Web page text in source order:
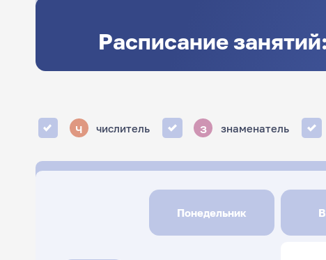
Расписание
ч числитель з знаменатель
Понедельник